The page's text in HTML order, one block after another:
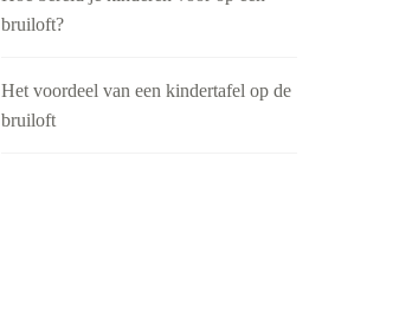
bruiloft?
Het voordeel van een kindertafel op de
bruiloft